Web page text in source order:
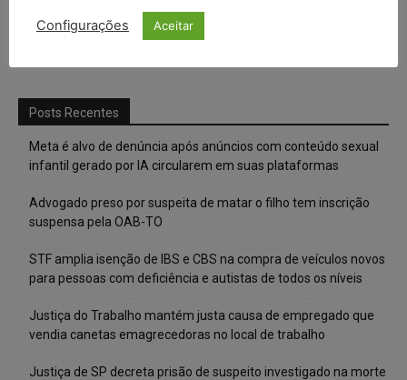
Posts Recentes
Meta é alvo de denúncia após anúncios com conteúdo sexual
infantil gerado por IA circularem em suas plataformas
Advogado preso por suspeita de matar o filho tem inscrição
suspensa pela OAB-TO
STF amplia isenção de IBS e CBS na compra de veículos novos
para pessoas com deficiência e autistas de todos os níveis
Justiça do Trabalho mantém justa causa de empregado que
vendia canetas emagrecedoras no local de trabalho
Justiça de SP decreta prisão de suspeito investigado na morte
Configurações Aceitar